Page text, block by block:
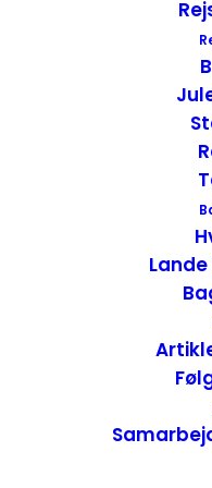
kæmpestort
baren, en stor
stort, var
medvirkende til
hyggeligt. Vi
og til at skrive